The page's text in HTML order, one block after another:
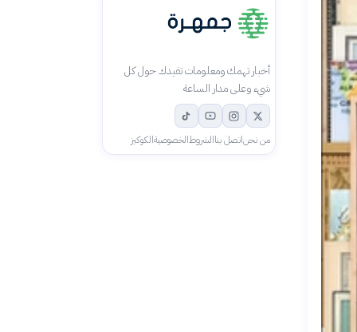
أخبار تهمك ومعلومات تفيدك حول كل
شيء وعلى مدار الساعة
من نحناتصل بناالشروطالخصوصيةالكوكيز